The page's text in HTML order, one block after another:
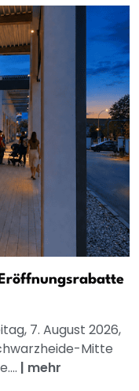
7. August 2026,
Mitte
| mehr